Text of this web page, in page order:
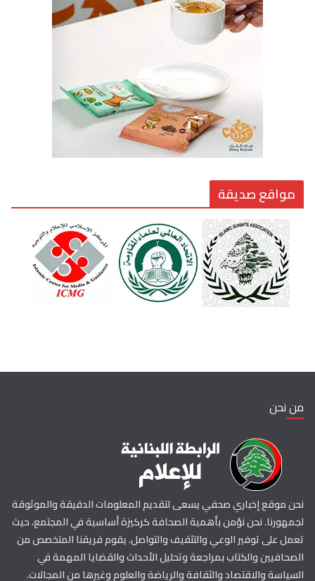
6 أغسطس، 2026
مواقع صديقة
من نحن
نحن موقع إخباري صحفي يسعى لتقديم المعلومات الدقيقة والموثوقة
لجمهورنا. نحن نؤمن بأهمية الصحافة كركيزة أساسية في المجتمع، حيث
تعمل على توفير الوعي والتثقيف والتواصل. يقوم فريقنا المتخصص من
الصحافيين والكتاب بمراجعة وتحليل الأحداث والقضايا المهمة في
السياسة والاقتصاد والثقافة والرياضة والعلوم وغيرها من المجالات.